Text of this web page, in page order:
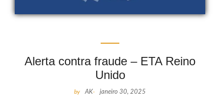
Alerta contra fraude – ETA Reino
Unido
by AK- janeiro 30, 2025